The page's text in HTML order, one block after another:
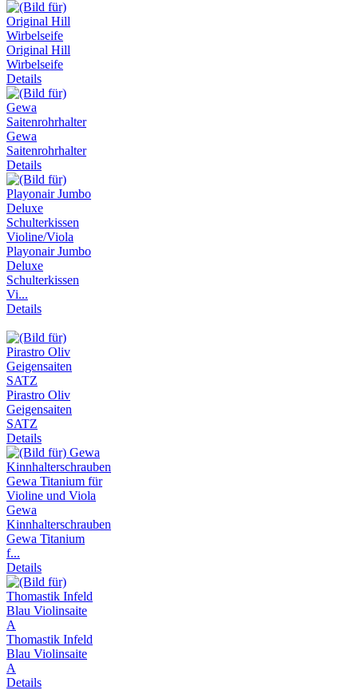
Original Hill
Wirbelseife
Details
Gewa
Saitenrohrhalter
Details
Playonair Jumbo
Deluxe
Schulterkissen
Vi...
Details
Pirastro Oliv
Geigensaiten
SATZ
Details
Gewa
Kinnhalterschrauben
Gewa Titanium
f...
Details
Thomastik Infeld
Blau Violinsaite
A
Details